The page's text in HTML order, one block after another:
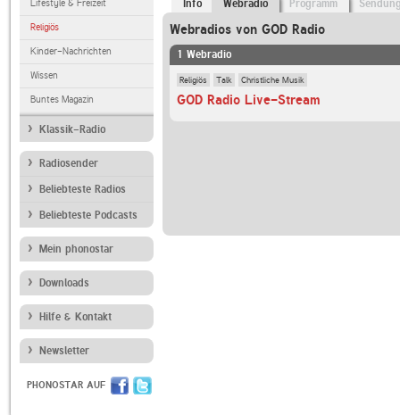
Lifestyle & Freizeit
Religiös
Kinder-Nachrichten
Wissen
Buntes Magazin
Klassik-Radio
Radiosender
Beliebteste Radios
Beliebteste Podcasts
Mein phonostar
Downloads
Hilfe & Kontakt
Newsletter
PHONOSTAR AUF
Info Webradio Programm
Webradios von GOD Radio
1 Webradio
Religiös Talk Christliche Musik
GOD Radio Live-Stream